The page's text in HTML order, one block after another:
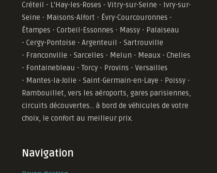
Créteil - L'Hay-les-Roses - Vitry-sur-Seine - Ivry-sur-
Seine - Maisons-Alfort - Évry-Courcouronnes -
Étampes - Corbeil-Essonnes - Massy - Palaiseau
- Cergy-Pontoise - Argenteuil - Sartrouville
- Franconville - Sarcelles - Melun - Meaux - Chelles
- Fontainebleau - Torcy - Provins - Versailles
- Mantes-la-Jolie - Saint-Germain-en-Laye - Poissy -
Rambouillet, vers les aéroports, gares parisiennes,
circuits découvertes... à bord de véhicules de votre
choix, le confort au meilleur prix.
Navigation